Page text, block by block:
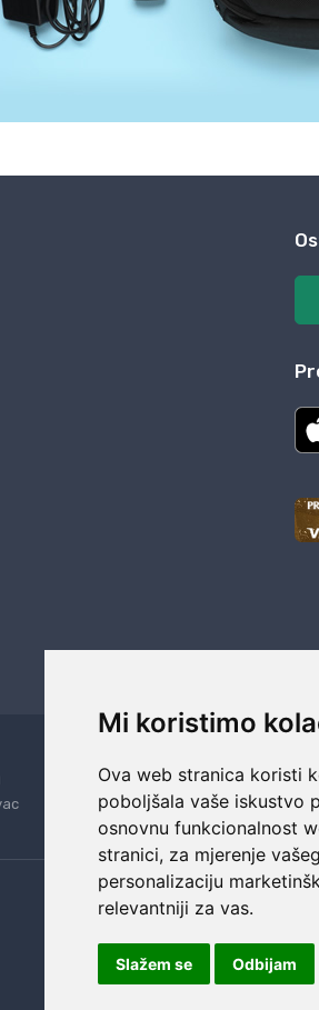
Mi koristimo
Ova web stranica koristi
poboljšala vaše iskustvo
osnovnu funkcionalnost
stranici, za mjerenje
personalizaciju
relevantniji za vas.
Slažem se Odbijam
24/7 odlična podrška
Naši agenti uvijek na